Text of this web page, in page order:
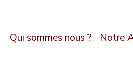
Qui sommes nous ? Notre